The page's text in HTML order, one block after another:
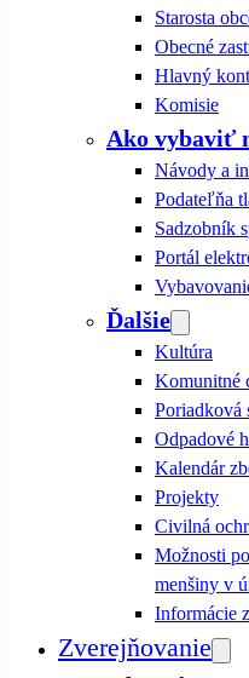
Starosta
Obecné
Hlavný
Komisie
Ako vybaviť
Návody a
Podateľňa
Sadzobník
Portál
Ďalšie
Kultúra
Komunitné
Poriadková
Odpadové
Kalendár
Projekty
Civilná
Možnosti
menšiny v
Informácie
Zverejňovanie